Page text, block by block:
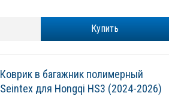
Купить
Коврик в багажник полимерный
Seintex для Hongqi HS3 (2024-2026)